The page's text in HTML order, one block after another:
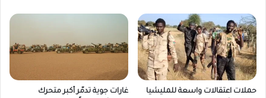
حملات اعتقالات واسعة للمليشيا
غارات جوية تدمّر أكبر متحرك